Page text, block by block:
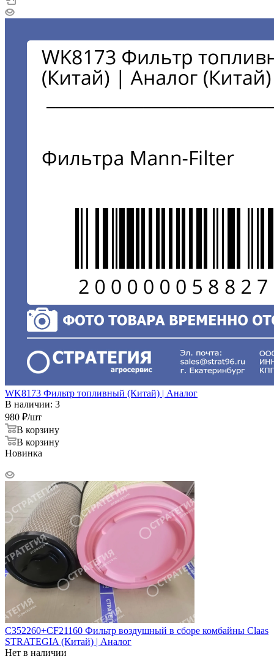
WK8173 Фильтр топливный (Китай) | Аналог
В наличии: 3
980 ₽/шт
В корзину
В корзину
Новинка
C352260+CF21160 Фильтр воздушный в сборе комбайны Сlaas
STRATEGIA (Китай) | Аналог
Нет в наличии